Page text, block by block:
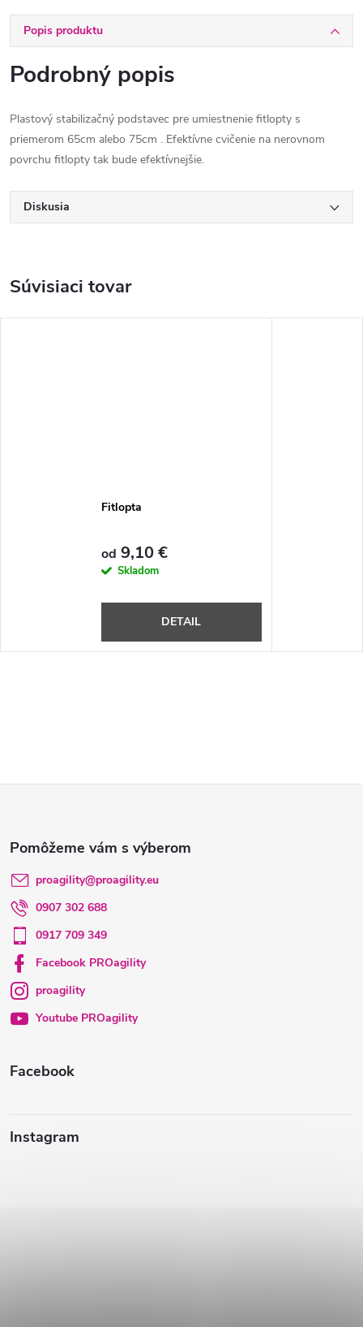
Popis produktu
Podrobný popis
Plastový stabilizačný podstavec pre umiestnenie fitlopty s
priemerom 65cm alebo 75cm . Efektívne cvičenie na nerovnom
povrchu fitlopty tak bude efektívnejšie.
Diskusia
Súvisiaci tovar
Fitlopta
od 9,10 €
Skladom
DETAIL
á
p
ä
Facebook
Instagram
proagility@proagility.eu
0907 302 688
0917 709 349
Facebook PROagility
proagility
Youtube PROagility